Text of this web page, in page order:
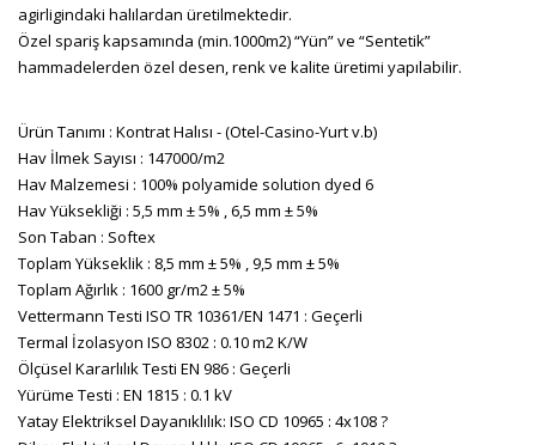
agirligindaki halılardan üretilmektedir.
Özel spariş kapsamında (min.1000m2) “Yün” ve “Sentetik”
hammadelerden özel desen, renk ve kalite üretimi yapılabilir.
Ürün Tanımı : Kontrat Halısı - (Otel-Casino-Yurt v.b)
Hav İlmek Sayısı : 147000/m2
Hav Malzemesi : 100% polyamide solution dyed 6
Hav Yüksekliği : 5,5 mm ± 5% , 6,5 mm ± 5%
Son Taban : Softex
Toplam Yükseklik : 8,5 mm ± 5% , 9,5 mm ± 5%
Toplam Ağırlık : 1600 gr/m2 ± 5%
Vettermann Testi ISO TR 10361/EN 1471 : Geçerli
Termal İzolasyon ISO 8302 : 0.10 m2 K/W
Ölçüsel Kararlılık Testi EN 986 : Geçerli
Yürüme Testi : EN 1815 : 0.1 kV
Yatay Elektriksel Dayanıklılık: ISO CD 10965 : 4x108 ?